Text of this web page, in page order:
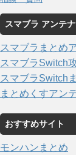
スマブラ アンテ
スマブラまとめ
スマブラSwitch
スマブラSwitch
まとめくすアン
おすすめサイト
モンハンまとめ